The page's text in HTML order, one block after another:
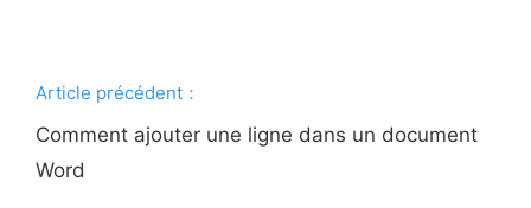
Article précédent：
Comment ajouter une ligne dans un document
Word